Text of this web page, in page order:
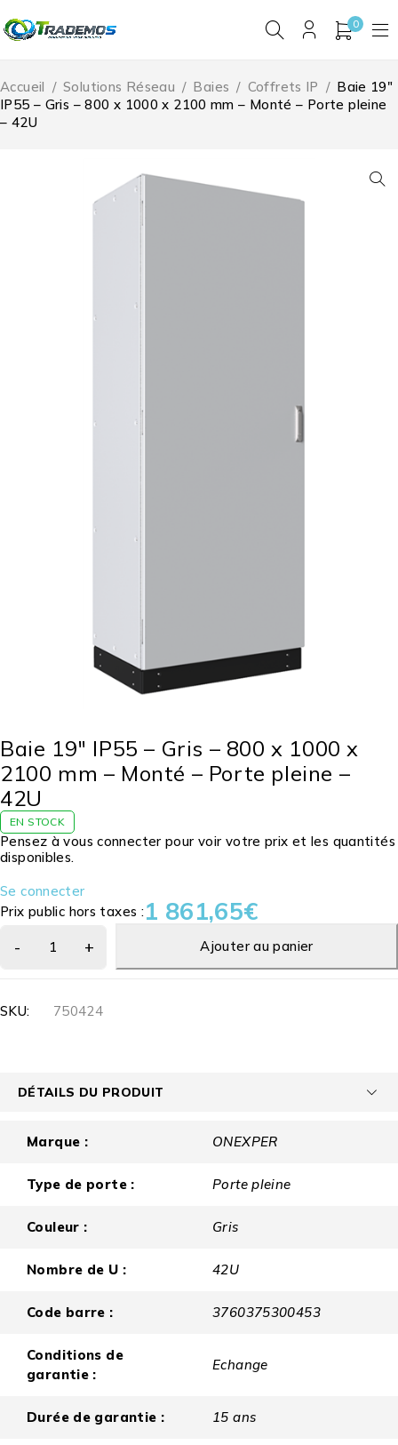
0
Accueil / Solutions Réseau / Baies / Coffrets IP / Baie 19″
IP55 – Gris – 800 x 1000 x 2100 mm – Monté – Porte pleine
– 42U
Baie 19″ IP55 – Gris – 800 x 1000 x
2100 mm – Monté – Porte pleine –
42U
EN STOCK
Pensez à vous connecter pour voir votre prix et les quantités
disponibles.
Se connecter
Prix public hors taxes :1 861,65€
Ajouter au panier
SKU: 750424
DÉTAILS DU PRODUIT
Marque : ONEXPER
Type de porte : Porte pleine
Couleur : Gris
Nombre de U : 42U
Code barre : 3760375300453
Conditions de
garantie :
Echange
Durée de garantie : 15 ans